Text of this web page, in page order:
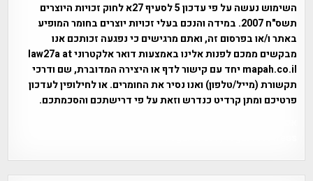
השימוש נעשה על פי עדכון 5 לסעיף 27א לחוק זכויות היוצרים
תשס"ח 2007. במידה והנכם בעלי זכויות יוצרים בחומר המופיע
באתר ו/או בפרסום זה, ואתם מרגישים כי נפגעה זכותכם אנו
מבקשים ממכם לפנות אלינו באמצעות דואר אלקטרוני law27a at
mapah.co.il יחד עם קישור לדף או היצירה המדוברת, שם ודרכי
תקשורת (מייל/טלפון) ואנו נסיר את החומרים. או לחילופין לעדכון
פרטיכם ומתן קרדיט כנדרש וזאת על פי דרישתכם והסכמתכם.